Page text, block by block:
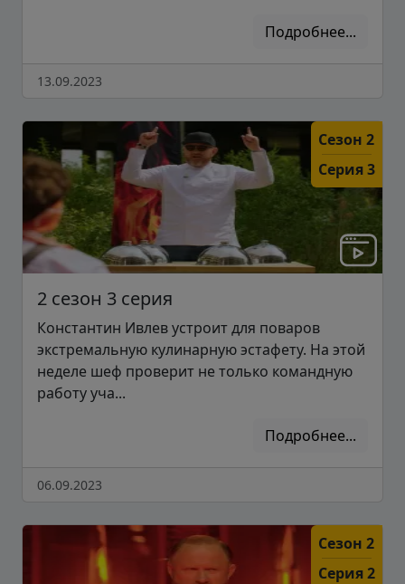
Подробнее...
13.09.2023
Сезон 2
Серия 3
2 сезон 3 серия
Константин Ивлев устроит для поваров
экстремальную кулинарную эстафету. На этой
неделе шеф проверит не только командную
работу уча...
Подробнее...
06.09.2023
Сезон 2
Серия 2